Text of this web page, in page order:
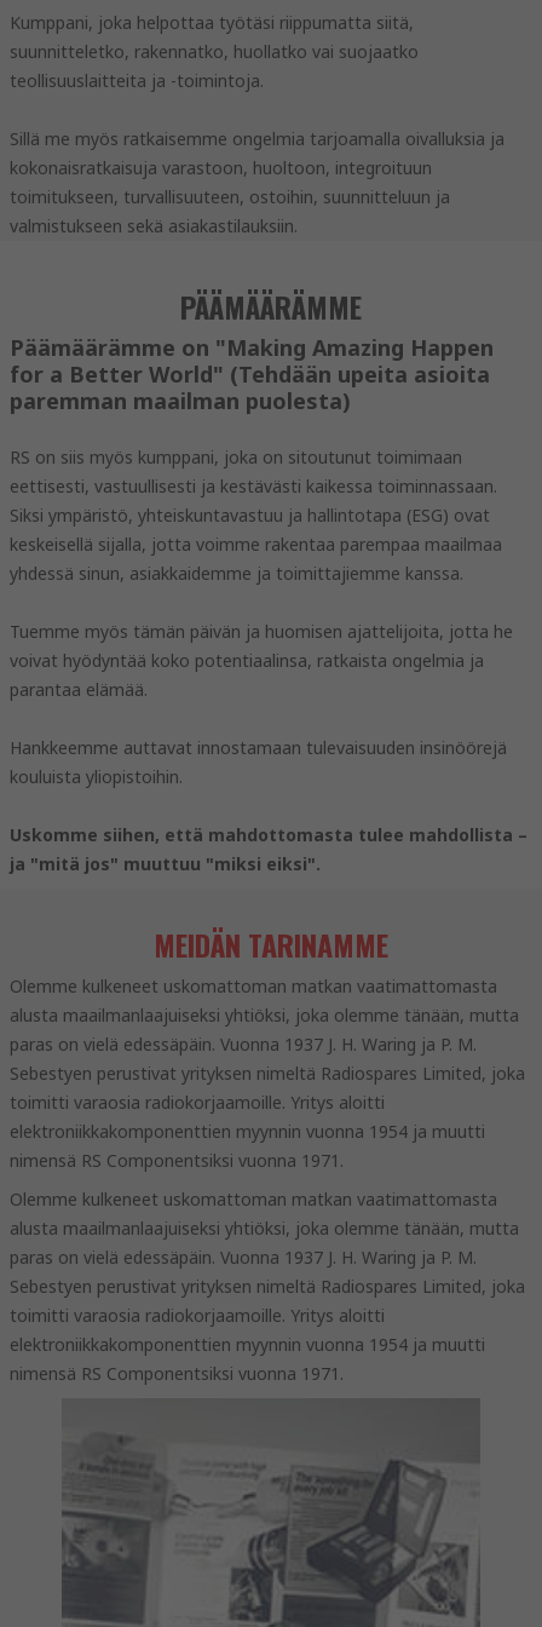
Kumppani, joka helpottaa työtäsi riippumatta siitä,
suunnitteletko, rakennatko, huollatko vai suojaatko
teollisuuslaitteita ja -toimintoja.
Sillä me myös ratkaisemme ongelmia tarjoamalla oivalluksia ja
kokonaisratkaisuja varastoon, huoltoon, integroituun
toimitukseen, turvallisuuteen, ostoihin, suunnitteluun ja
valmistukseen sekä asiakastilauksiin.
PÄÄMÄÄRÄMME
Päämäärämme on "Making Amazing Happen
for a Better World" (Tehdään upeita asioita
paremman maailman puolesta)
RS on siis myös kumppani, joka on sitoutunut toimimaan
eettisesti, vastuullisesti ja kestävästi kaikessa toiminnassaan.
Siksi ympäristö, yhteiskuntavastuu ja hallintotapa (ESG) ovat
keskeisellä sijalla, jotta voimme rakentaa parempaa maailmaa
yhdessä sinun, asiakkaidemme ja toimittajiemme kanssa.
Tuemme myös tämän päivän ja huomisen ajattelijoita, jotta he
voivat hyödyntää koko potentiaalinsa, ratkaista ongelmia ja
parantaa elämää.
Hankkeemme auttavat innostamaan tulevaisuuden insinöörejä
kouluista yliopistoihin.
Uskomme siihen, että mahdottomasta tulee mahdollista –
ja "mitä jos" muuttuu "miksi eiksi".
MEIDÄN TARINAMME
Olemme kulkeneet uskomattoman matkan vaatimattomasta
alusta maailmanlaajuiseksi yhtiöksi, joka olemme tänään, mutta
paras on vielä edessäpäin. Vuonna 1937 J. H. Waring ja P. M.
Sebestyen perustivat yrityksen nimeltä Radiospares Limited, joka
toimitti varaosia radiokorjaamoille. Yritys aloitti
elektroniikkakomponenttien myynnin vuonna 1954 ja muutti
nimensä RS Componentsiksi vuonna 1971.
Olemme kulkeneet uskomattoman matkan vaatimattomasta
alusta maailmanlaajuiseksi yhtiöksi, joka olemme tänään, mutta
paras on vielä edessäpäin. Vuonna 1937 J. H. Waring ja P. M.
Sebestyen perustivat yrityksen nimeltä Radiospares Limited, joka
toimitti varaosia radiokorjaamoille. Yritys aloitti
elektroniikkakomponenttien myynnin vuonna 1954 ja muutti
nimensä RS Componentsiksi vuonna 1971.